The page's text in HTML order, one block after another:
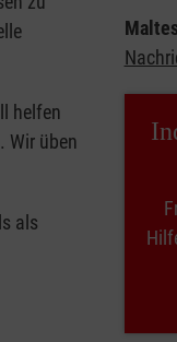
helfen
Wir üben
als